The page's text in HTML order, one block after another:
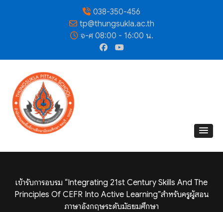
038-350-456
tp@thungsukla.ac.th
จ-ศ 08:00 - 16:00 น.
เข้ารับการอบรม “Integrating 21st Century Skills And The
Principles Of CEFR Into Active Learning”สำหรับครูผู้สอน
ภาษาอังกฤษระดับมัธยมศึกษา